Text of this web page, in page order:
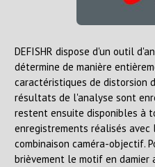
DEFISHR dispose d'un outil
détermine de manière
caractéristiques de distorsion
résultats de l'analyse sont
restent ensuite disponibles à
enregistrements réalisés avec
combinaison caméra-objectif.
brièvement le motif en damier